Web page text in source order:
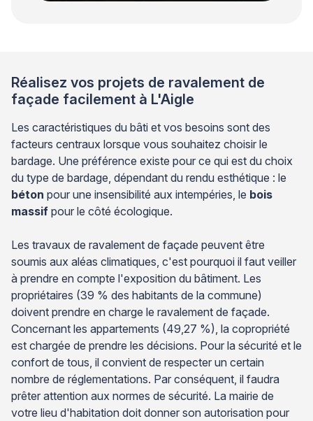
Réalisez vos projets de ravalement de
façade facilement à L'Aigle
Les caractéristiques du bâti et vos besoins sont des
facteurs centraux lorsque vous souhaitez choisir le
bardage. Une préférence existe pour ce qui est du choix
du type de bardage, dépendant du rendu esthétique : le
béton pour une insensibilité aux intempéries, le bois
massif pour le côté écologique.
Les travaux de ravalement de façade peuvent être
soumis aux aléas climatiques, c'est pourquoi il faut veiller
à prendre en compte l'exposition du bâtiment. Les
propriétaires (39 % des habitants de la commune)
doivent prendre en charge le ravalement de façade.
Concernant les appartements (49,27 %), la copropriété
est chargée de prendre les décisions. Pour la sécurité et le
confort de tous, il convient de respecter un certain
nombre de réglementations. Par conséquent, il faudra
prêter attention aux normes de sécurité. La mairie de
votre lieu d'habitation doit donner son autorisation pour